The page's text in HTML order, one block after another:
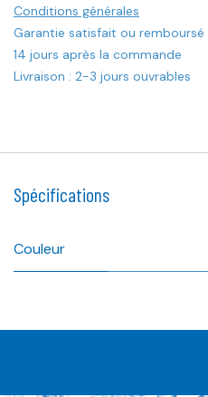
Conditions générales
Garantie satisfait ou
14 jours après la commande
Livraison : 2-3 jours ouvrables
Spécifications
Couleur